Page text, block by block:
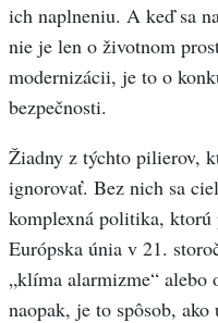
ich naplneniu. A keď sa
nie je len o životnom
modernizácii, je to o
bezpečnosti.
Žiadny z týchto pilierov,
ignorovať. Bez nich sa
komplexná politika,
Európska únia v 21.
„klíma alarmizme“ alebo
naopak, je to spôsob,